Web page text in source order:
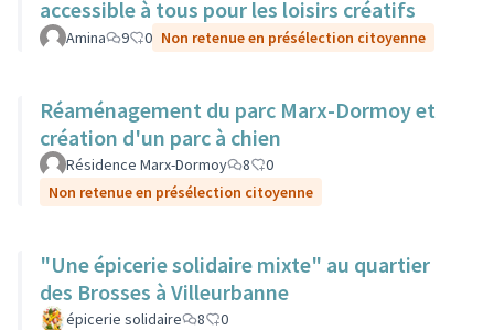
accessible à tous pour les loisirs créatifs
Amina 9 0 Non retenue en présélection citoyenne
Réaménagement du parc Marx-Dormoy et
création d'un parc à chien
Résidence Marx-Dormoy 8
0
Non retenue en présélection citoyenne
"Une épicerie solidaire mixte" au quartier
des Brosses à Villeurbanne
épicerie solidaire 8
0